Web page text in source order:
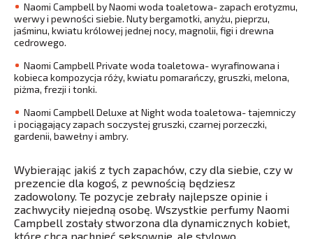
Naomi Campbell by Naomi woda toaletowa- zapach erotyzmu,
werwy i pewności siebie. Nuty bergamotki, anyżu, pieprzu,
jaśminu, kwiatu królowej jednej nocy, magnolii, figi i drewna
cedrowego.
Naomi Campbell Private woda toaletowa- wyrafinowana i
kobieca kompozycja róży, kwiatu pomarańczy, gruszki, melona,
piżma, frezji i tonki.
Naomi Campbell Deluxe at Night woda toaletowa- tajemniczy
i pociągający zapach soczystej gruszki, czarnej porzeczki,
gardenii, bawełny i ambry.
Wybierając jakiś z tych zapachów, czy dla siebie, czy w
prezencie dla kogoś, z pewnością będziesz
zadowolony. Te pozycje zebrały najlepsze opinie i
zachwyciły niejedną osobę. Wszystkie perfumy Naomi
Campbell zostały stworzona dla dynamicznych kobiet,
które chcą pachnieć seksownie, ale stylowo.